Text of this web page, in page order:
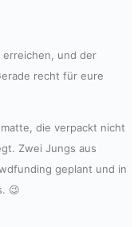
erreichen, und der
recht für eure
die verpackt nicht
Zwei Jungs aus
geplant und in
😉